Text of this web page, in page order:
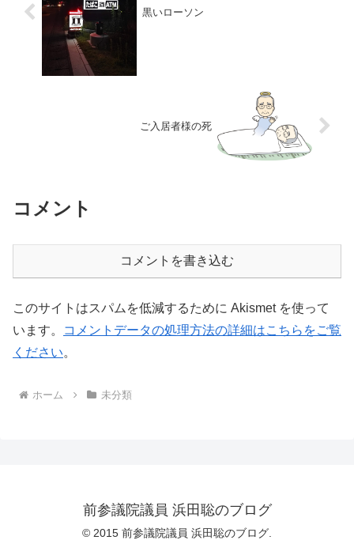
黒いローソン
ご入居者様の死
コメント
コメントを書き込む
このサイトはスパムを低減するために Akismet を使って
います。
コメントデータの処理方法の詳細はこちらをご覧
ください。
ホーム 未分類
前参議院議員 浜田聡のブログ
© 2015 前参議院議員 浜田聡のブログ.